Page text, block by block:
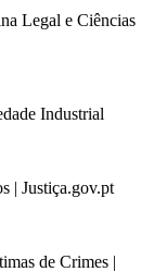
Legal e Ciências
Industrial
| Justiça.gov.pt
de Crimes |